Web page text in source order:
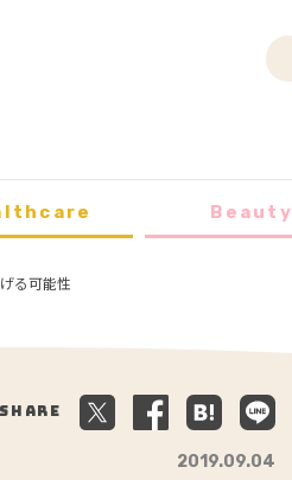
Beauty
る可能性
2019.09.04
Share